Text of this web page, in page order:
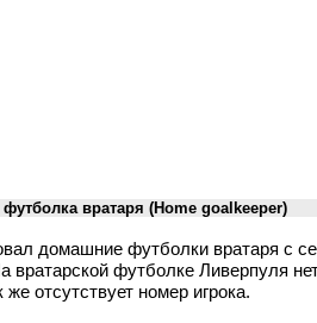
вратаря (Home goalkeeper)
домашние футболки вратаря с
вратарской футболке Ливерпуля
отсутствует номер игрока.